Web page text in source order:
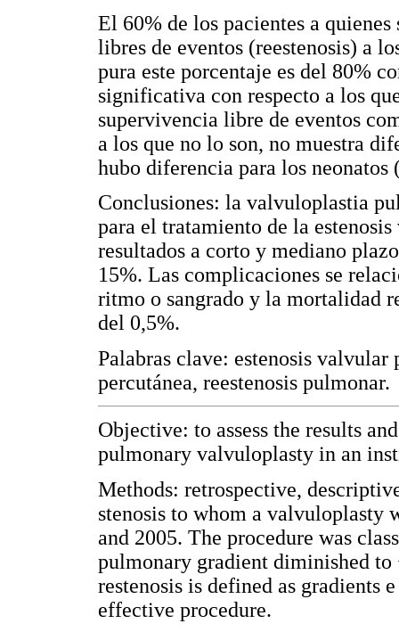
El 60% de los pacientes a
libres de eventos (reestenosis) a
pura este porcentaje es del 80%
significativa con respecto a los
supervivencia libre de eventos
a los que no lo son, no muestra
hubo diferencia para los neonatos
Conclusiones: la valvuloplastia
para el tratamiento de la
resultados a corto y mediano
15%. Las complicaciones se
ritmo o sangrado y la mortalidad
del 0,5%.
Palabras clave: estenosis
percutánea, reestenosis pulmonar.
Objective: to assess the results
pulmonary valvuloplasty in an
Methods: retrospective,
stenosis to whom a valvuloplasty
and 2005. The procedure was
pulmonary gradient diminished
restenosis is defined as gradients
effective procedure.